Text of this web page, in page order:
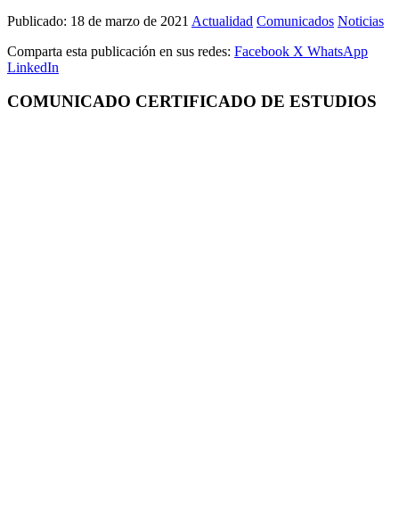
Publicado: 18 de marzo de 2021 Actualidad Comunicados Noticias
Comparta esta publicación en sus redes: Facebook X WhatsApp
LinkedIn
COMUNICADO CERTIFICADO DE ESTUDIOS